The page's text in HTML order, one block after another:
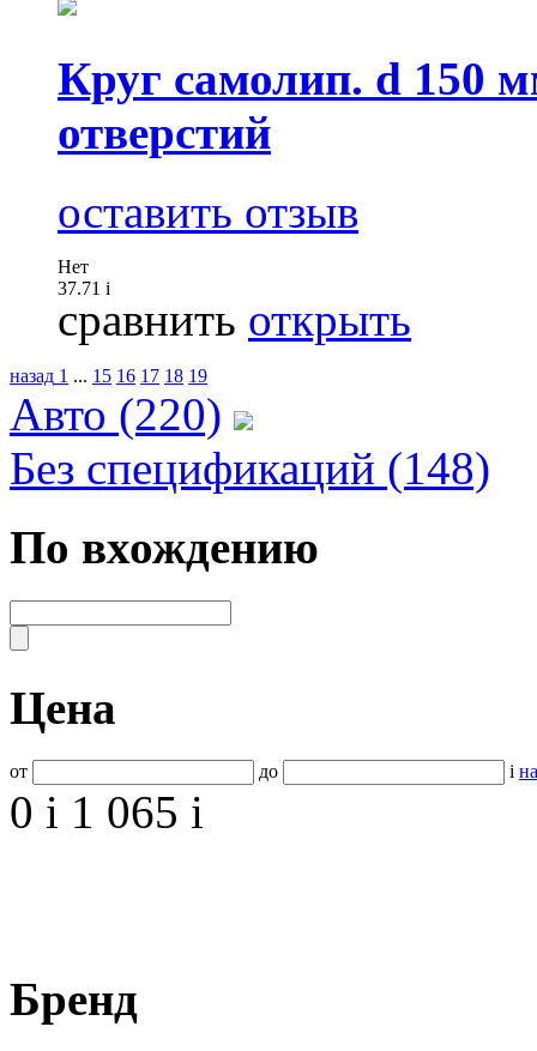
Круг самолип. d 150
отверстий
оставить отзыв
Нет
37.71 i
сравнить открыть
назад 1 ... 15 16 17 18 19
Авто (220)
Без спецификаций (148)
По вхождению
Цена
от до i
0 i 1 065 i
Бренд